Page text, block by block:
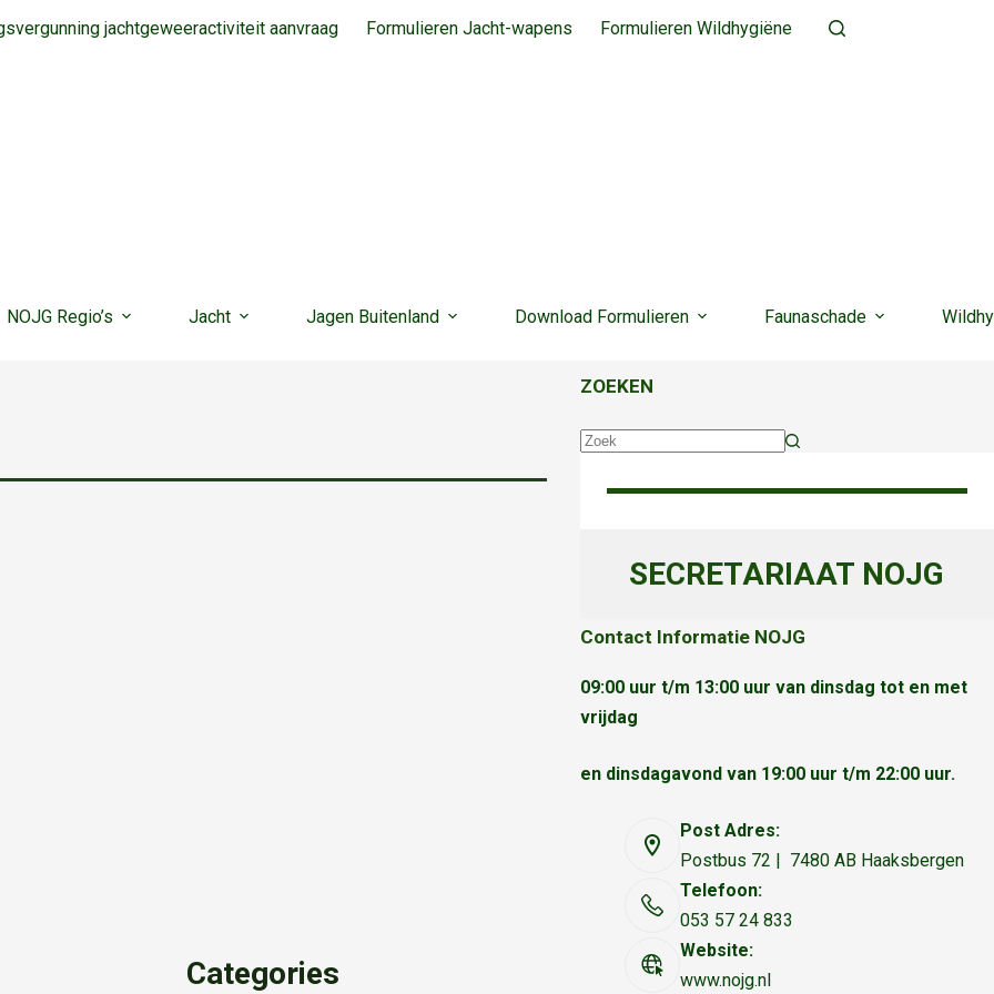
jachtgeweeractiviteit aanvraag Formulieren Jacht-wapens Formulieren Wildhygiëne
NOJG Regio’s Jacht Jagen Buitenland Download Formulieren Faunaschade
Categories
ZOEKEN
resultaten
SECRETARIAAT NOJG
Contact Informatie NOJG
09:00 uur t/m 13:00 uur van dinsdag tot en met
vrijdag
en dinsdagavond van 19:00 uur t/m 22:00 uur.
Post Adres:
Postbus 72 | 7480 AB Haaksbergen
Telefoon:
053 57 24 833
Website:
www.nojg.nl